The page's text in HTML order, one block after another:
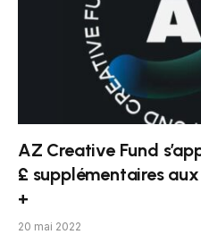
AZ Creative Fund
£ supplémentaires
+
20 mai 2022